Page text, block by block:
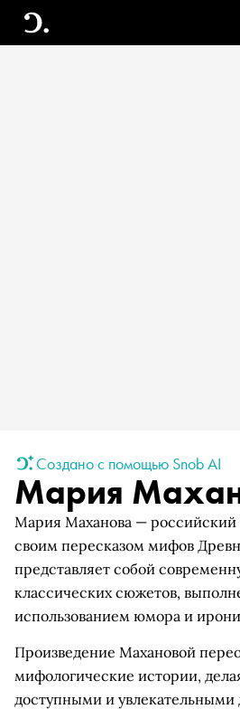
Создано с помощью Snob AI
Мария
Мария Маханова — российский
своим пересказом мифов
представляет собой
классических сюжетов,
использованием юмора и
Произведение Махановой
мифологические истории,
доступными и увлекательными